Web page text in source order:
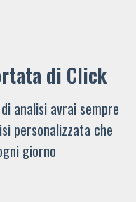
di Click
analisi avrai sempre
personalizzata che
giorno